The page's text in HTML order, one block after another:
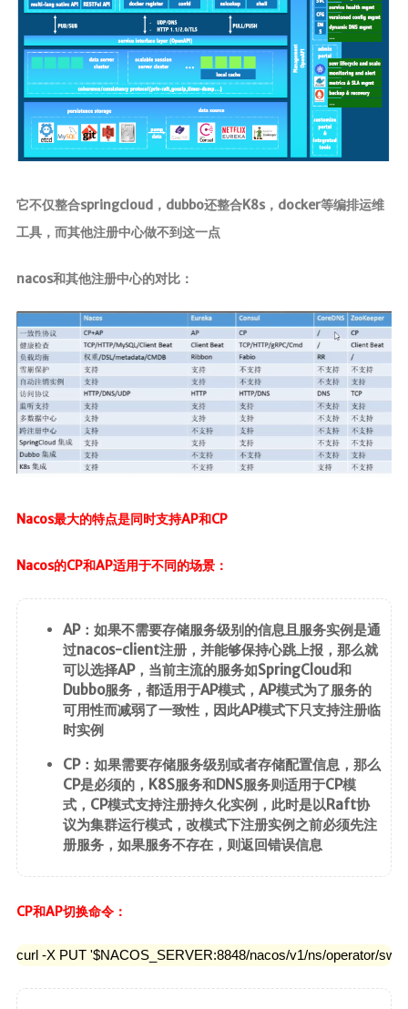
它不仅整合springcloud，dubbo还整合K8s，docker等编排运维
工具，而其他注册中心做不到这一点
nacos和其他注册中心的对比：
Nacos最大的特点是同时支持AP和CP
Nacos的CP和AP适用于不同的场景：
AP：如果不需要存储服务级别的信息且服务实例是通
过nacos-client注册，并能够保持心跳上报，那么就
可以选择AP，当前主流的服务如SpringCloud和
Dubbo服务，都适用于AP模式，AP模式为了服务的
可用性而减弱了一致性，因此AP模式下只支持注册临
时实例
CP：如果需要存储服务级别或者存储配置信息，那么
CP是必须的，K8S服务和DNS服务则适用于CP模
式，CP模式支持注册持久化实例，此时是以Raft协
议为集群运行模式，改模式下注册实例之前必须先注
册服务，如果服务不存在，则返回错误信息
CP和AP切换命令：
curl -X PUT '$NACOS_SERVER:8848/nacos/v1/ns/operator/